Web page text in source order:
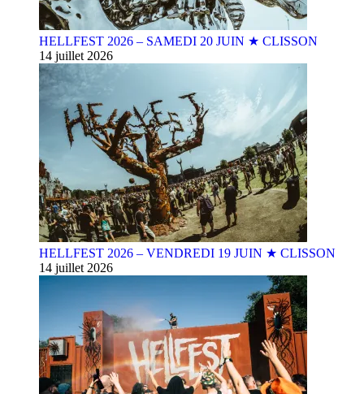
HELLFEST 2026 – SAMEDI 20 JUIN ★ CLISSON
14 juillet 2026
HELLFEST 2026 – VENDREDI 19 JUIN ★ CLISSON
14 juillet 2026